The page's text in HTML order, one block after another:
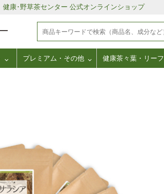
健康･野草茶センター 公式オンラインショップ
プレミアム・その他 健康茶々葉・リーフ